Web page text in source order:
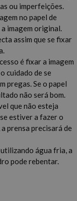
ou imperfeições.
no papel de
imagem original.
assim que se fixar
é fixar a imagem
cuidado de se
pregas. Se o papel
não será bom.
que não esteja
estiver a fazer o
prensa precisará de
água fria, a
pode rebentar.